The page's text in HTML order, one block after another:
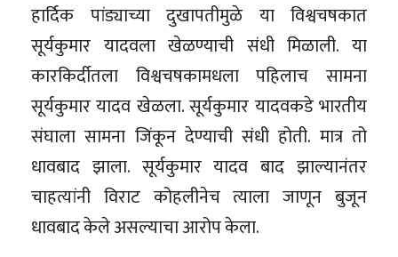
हार्दिक पांड्याच्या दुखापतीमुळे या विश्वचषकात
सूर्यकुमार यादवला खेळण्याची संधी मिळाली. या
कारकिर्दीतला विश्वचषकामधला पहिलाच सामना
सूर्यकुमार यादव खेळला. सूर्यकुमार यादवकडे भारतीय
संघाला सामना जिंकून देण्याची संधी होती. मात्र तो
धावबाद झाला. सूर्यकुमार यादव बाद झाल्यानंतर
चाहत्यांनी विराट कोहलीनेच त्याला जाणून बुजून
धावबाद केले असल्याचा आरोप केला.